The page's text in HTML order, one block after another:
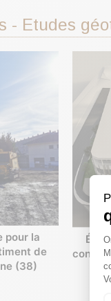
- Etudes
pour la
de
(38)